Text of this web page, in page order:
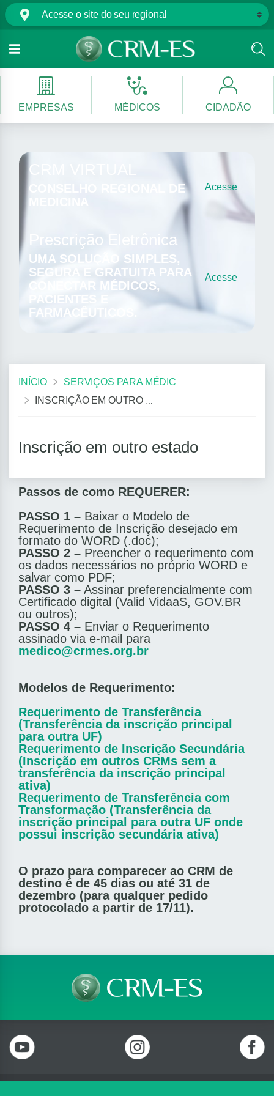
EMPRESAS MÉDICOS CIDADÃO
CRM VIRTUAL
CONSELHO REGIONAL DE
MEDICINA
Acesse
Prescrição Eletrônica
UMA SOLUÇÃO SIMPLES,
SEGURA E GRATUITA PARA
CONECTAR MÉDICOS,
PACIENTES E
FARMACÊUTICOS.
Acesse
INÍCIO
SERVIÇOS PARA MÉDICOS
INSCRIÇÃO EM OUTRO ESTADO
Inscrição em outro estado
Passos de como REQUERER:
PASSO 1 – Baixar o Modelo de
Requerimento de Inscrição desejado em
formato do WORD (.doc);
PASSO 2 – Preencher o requerimento com
os dados necessários no próprio WORD e
salvar como PDF;
PASSO 3 – Assinar preferencialmente com
Certificado digital (Valid VidaaS, GOV.BR
ou outros);
PASSO 4 – Enviar o Requerimento
assinado via e-mail para
medico@crmes.org.br
Modelos de Requerimento:
Requerimento de Transferência
(Transferência da inscrição principal
para outra UF)
Requerimento de Inscrição Secundária
(Inscrição em outros CRMs sem a
transferência da inscrição principal
ativa)
Requerimento de Transferência com
Transformação (Transferência da
inscrição principal para outra UF onde
possui inscrição secundária ativa)
O prazo para comparecer ao CRM de
destino é de 45 dias ou até 31 de
dezembro (para qualquer pedido
protocolado a partir de 17/11).